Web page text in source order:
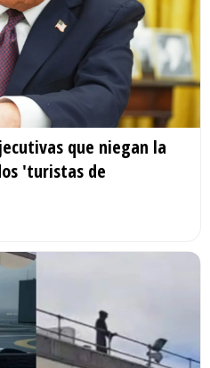
que niegan la
'turistas de